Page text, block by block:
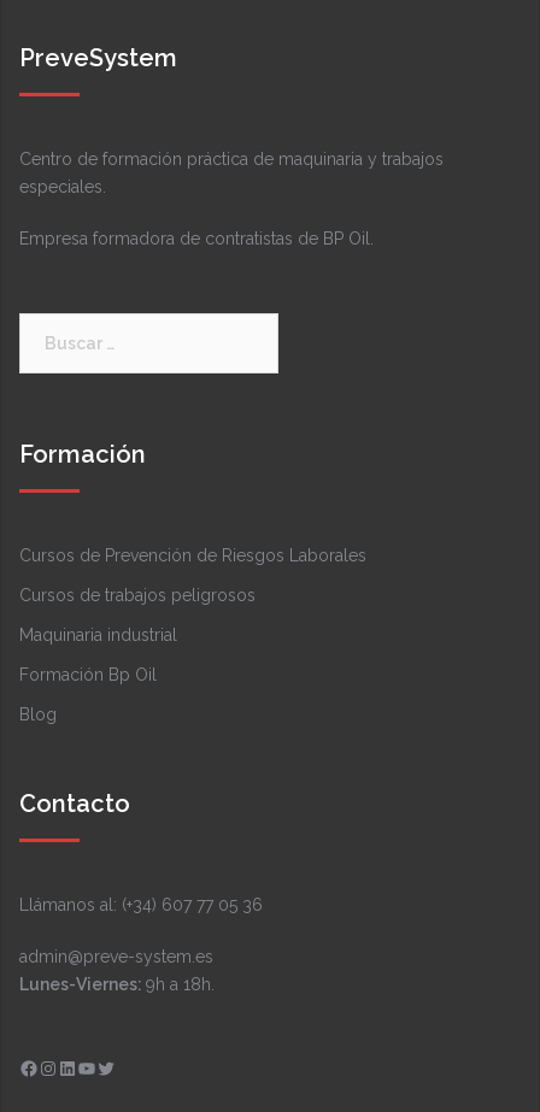
PreveSystem
Centro de formación práctica de maquinaria y trabajos
especiales.
Empresa formadora de contratistas de BP Oil.
Formación
Cursos de Prevención de Riesgos Laborales
Cursos de trabajos peligrosos
Maquinaria industrial
Formación Bp Oil
Blog
Contacto
Llámanos al: (+34) 607 77 05 36
admin@preve-system.es
Lunes-Viernes: 9h a 18h.
Facebook Instagram LinkedIn YouTube Twitter